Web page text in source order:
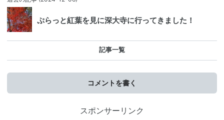
ぷらっと紅葉を見に深大寺に行ってきました！
記事一覧
コメントを書く
スポンサーリンク